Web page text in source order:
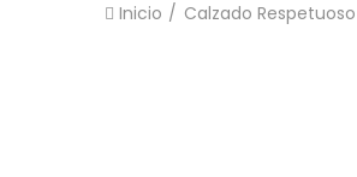
Inicio Calzado